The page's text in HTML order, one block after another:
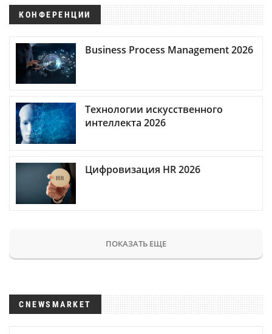
КОНФЕРЕНЦИИ
Business Process Management 2026
Технологии искусственного
интеллекта 2026
Цифровизация HR 2026
ПОКАЗАТЬ ЕЩЕ
CNEWSMARKET